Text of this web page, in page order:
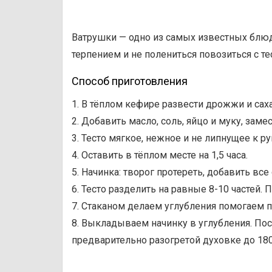
Ватрушки — одно из самых известных блюд
терпением и не полениться повозиться с
Способ приготовления
1. В тёплом кефире развести дрожжи и
2. Добавить масло, соль, яйцо и муку,
3. Тесто мягкое, нежное и не липнущее к
4. Оставить в тёплом месте на 1,5 часа.
5. Начинка: творог протереть, добавить
6. Тесто разделить на равные 8-10 частей.
7. Стаканом делаем углубления помогаем
8. Выкладываем начинку в углубления.
предварительно разогретой духовке до